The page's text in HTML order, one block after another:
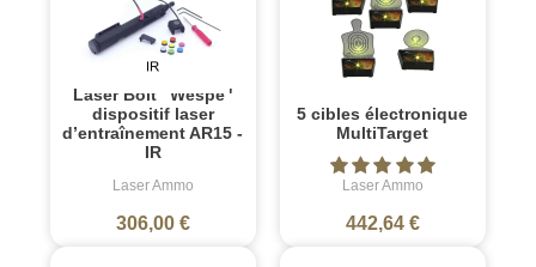
Laser Bolt "Wespe"
dispositif laser
d’entraînement AR15 -
IR
Laser Ammo
306,00 €
5 cibles électronique
MultiTarget
Laser Ammo
442,64 €